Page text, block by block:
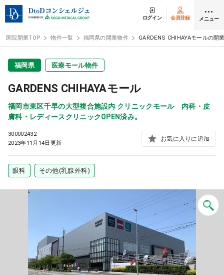
ログイン 会員登録 メニュー
開業までの流れ
開業スタイル TOP
医療モール開業
継承開業（医院継承）
物件検索
コンサルタント
開業支援事例
医院開業TOP 物件一覧 福岡県の開業物件 GARDENS CHIHAYAモールの開
福岡県 医療モール物件
GARDENS CHIHAYAモール
福岡市東区千早の大型複合施設内 クリニックモール 内科・皮
膚科・レディースクリニックOPEN済み。
300002432
2023年11月14日更新
お気に入りに追加
眼科 その他(乳腺外科)